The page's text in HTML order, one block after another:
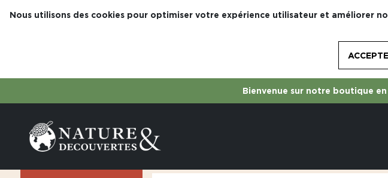
Nous utilisons des cookies pour optimiser votre expérience utilisateur et améliorer
Bienvenue sur notre boutique